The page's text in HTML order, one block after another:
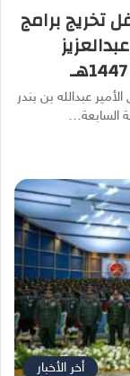
تخريج برامج
عبدالله بن بندر
السابعة…
أخر الأخبار